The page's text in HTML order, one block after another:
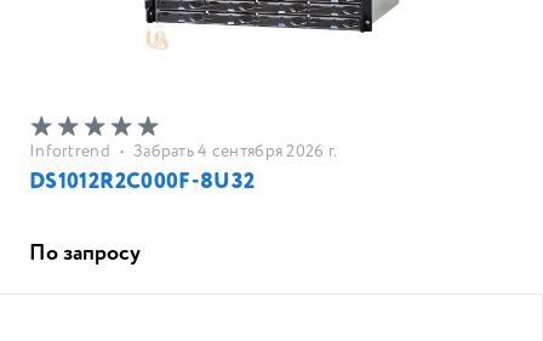
Infortrend • Забрать 4 сентября 2026 г.
DS1012R2C000F-8U32
По запросу